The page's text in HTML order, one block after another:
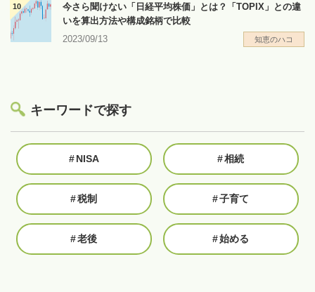
今さら聞けない「日経平均株価」とは？「TOPIX」との違
いを算出方法や構成銘柄で比較
2023/09/13
知恵のハコ
キーワードで探す
#NISA #相続
#税制 #子育て
#老後 #始める